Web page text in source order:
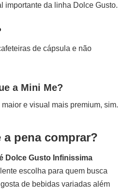
importante da linha Dolce Gusto.
de cápsula e não
a Mini Me?
e visual mais premium, sim.
pena comprar?
Dolce Gusto Infinissima
escolha para quem busca
de bebidas variadas além